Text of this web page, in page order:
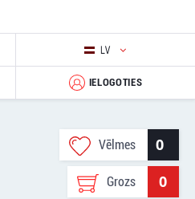
LV
IELOGOTIES
Vēlmes 0
Grozs 0